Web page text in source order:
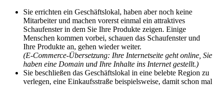
Sie errichten ein Geschäftslokal, haben aber noch keine
Mitarbeiter und machen vorerst einmal ein attraktives
Schaufenster in dem Sie Ihre Produkte zeigen. Einige
Menschen kommen vorbei, schauen das Schaufenster und
Ihre Produkte an, gehen wieder weiter.
(E-Commerce-Übersetzung: Ihre Internetseite geht online, Sie
haben eine Domain und Ihre Inhalte ins Internet gestellt.)
Sie beschließen das Geschäftslokal in eine belebte Region zu
verlegen, eine Einkaufsstraße beispielsweise, damit schon mal